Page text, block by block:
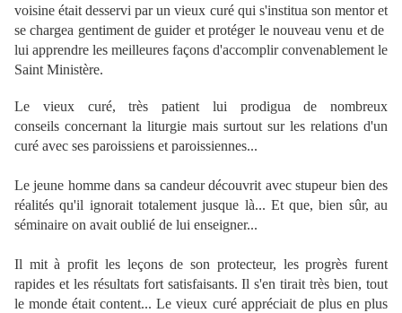
voisine était desservi par un vieux curé qui s'institua son mentor et
se chargea gentiment de guider et protéger le nouveau venu et de
lui apprendre les meilleures façons d'accomplir convenablement le
Saint Ministère.
Le vieux curé, très patient lui prodigua de nombreux
conseils concernant la liturgie mais surtout sur les relations d'un
curé avec ses paroissiens et paroissiennes...
Le jeune homme dans sa candeur découvrit avec stupeur bien des
réalités qu'il ignorait totalement jusque là... Et que, bien sûr, au
séminaire on avait oublié de lui enseigner...
Il mit à profit les leçons de son protecteur, les progrès furent
rapides et les résultats fort satisfaisants. Il s'en tirait très bien, tout
le monde était content... Le vieux curé appréciait de plus en plus